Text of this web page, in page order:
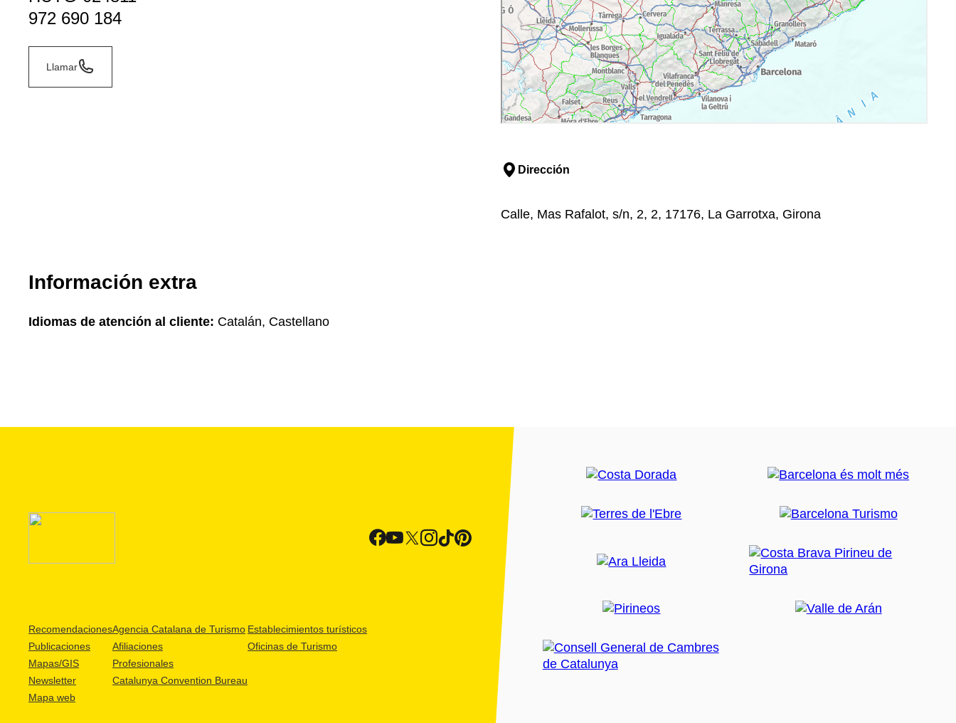
972 690 184
Llamar
Dirección
Calle, Mas Rafalot, s/n, 2, 2, 17176, La Garrotxa, Girona
Información extra
Idiomas de atención al cliente: Catalán, Castellano
Recomendaciones
Publicaciones
Mapas/GIS
Newsletter
Mapa web
Agencia Catalana de Turismo
Afiliaciones
Profesionales
Catalunya Convention Bureau
Establecimientos turísticos
Oficinas de Turismo